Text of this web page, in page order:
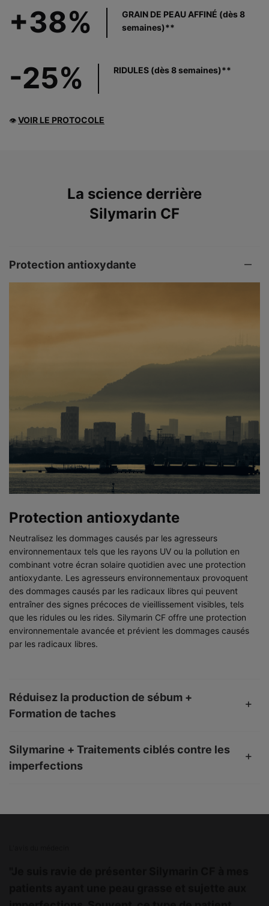
+38%
GRAIN DE PEAU AFFINÉ (dès 8
semaines)**
-25% RIDULES (dès 8 semaines)**
👁 VOIR LE PROTOCOLE
La science derrière
Silymarin CF
Protection antioxydante
Protection antioxydante
Neutralisez les dommages causés par les agresseurs
environnementaux tels que les rayons UV ou la pollution en
combinant votre écran solaire quotidien avec une protection
antioxydante. Les agresseurs environnementaux provoquent
des dommages causés par les radicaux libres qui peuvent
entraîner des signes précoces de vieillissement visibles, tels
que les ridules ou les rides. Silymarin CF offre une protection
environnementale avancée et prévient les dommages causés
par les radicaux libres.
Réduisez la production de sébum +
Formation de taches
Silymarine + Traitements ciblés contre les
imperfections